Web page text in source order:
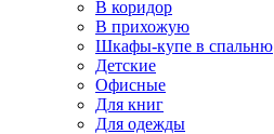
В коридор
В прихожую
Шкафы-купе в спальню
Детские
Офисные
Для книг
Для одежды